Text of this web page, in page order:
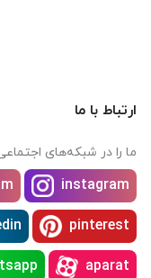
ارتباط با ما
ما را در شبکه‌های
instagram
pinterest
aparat